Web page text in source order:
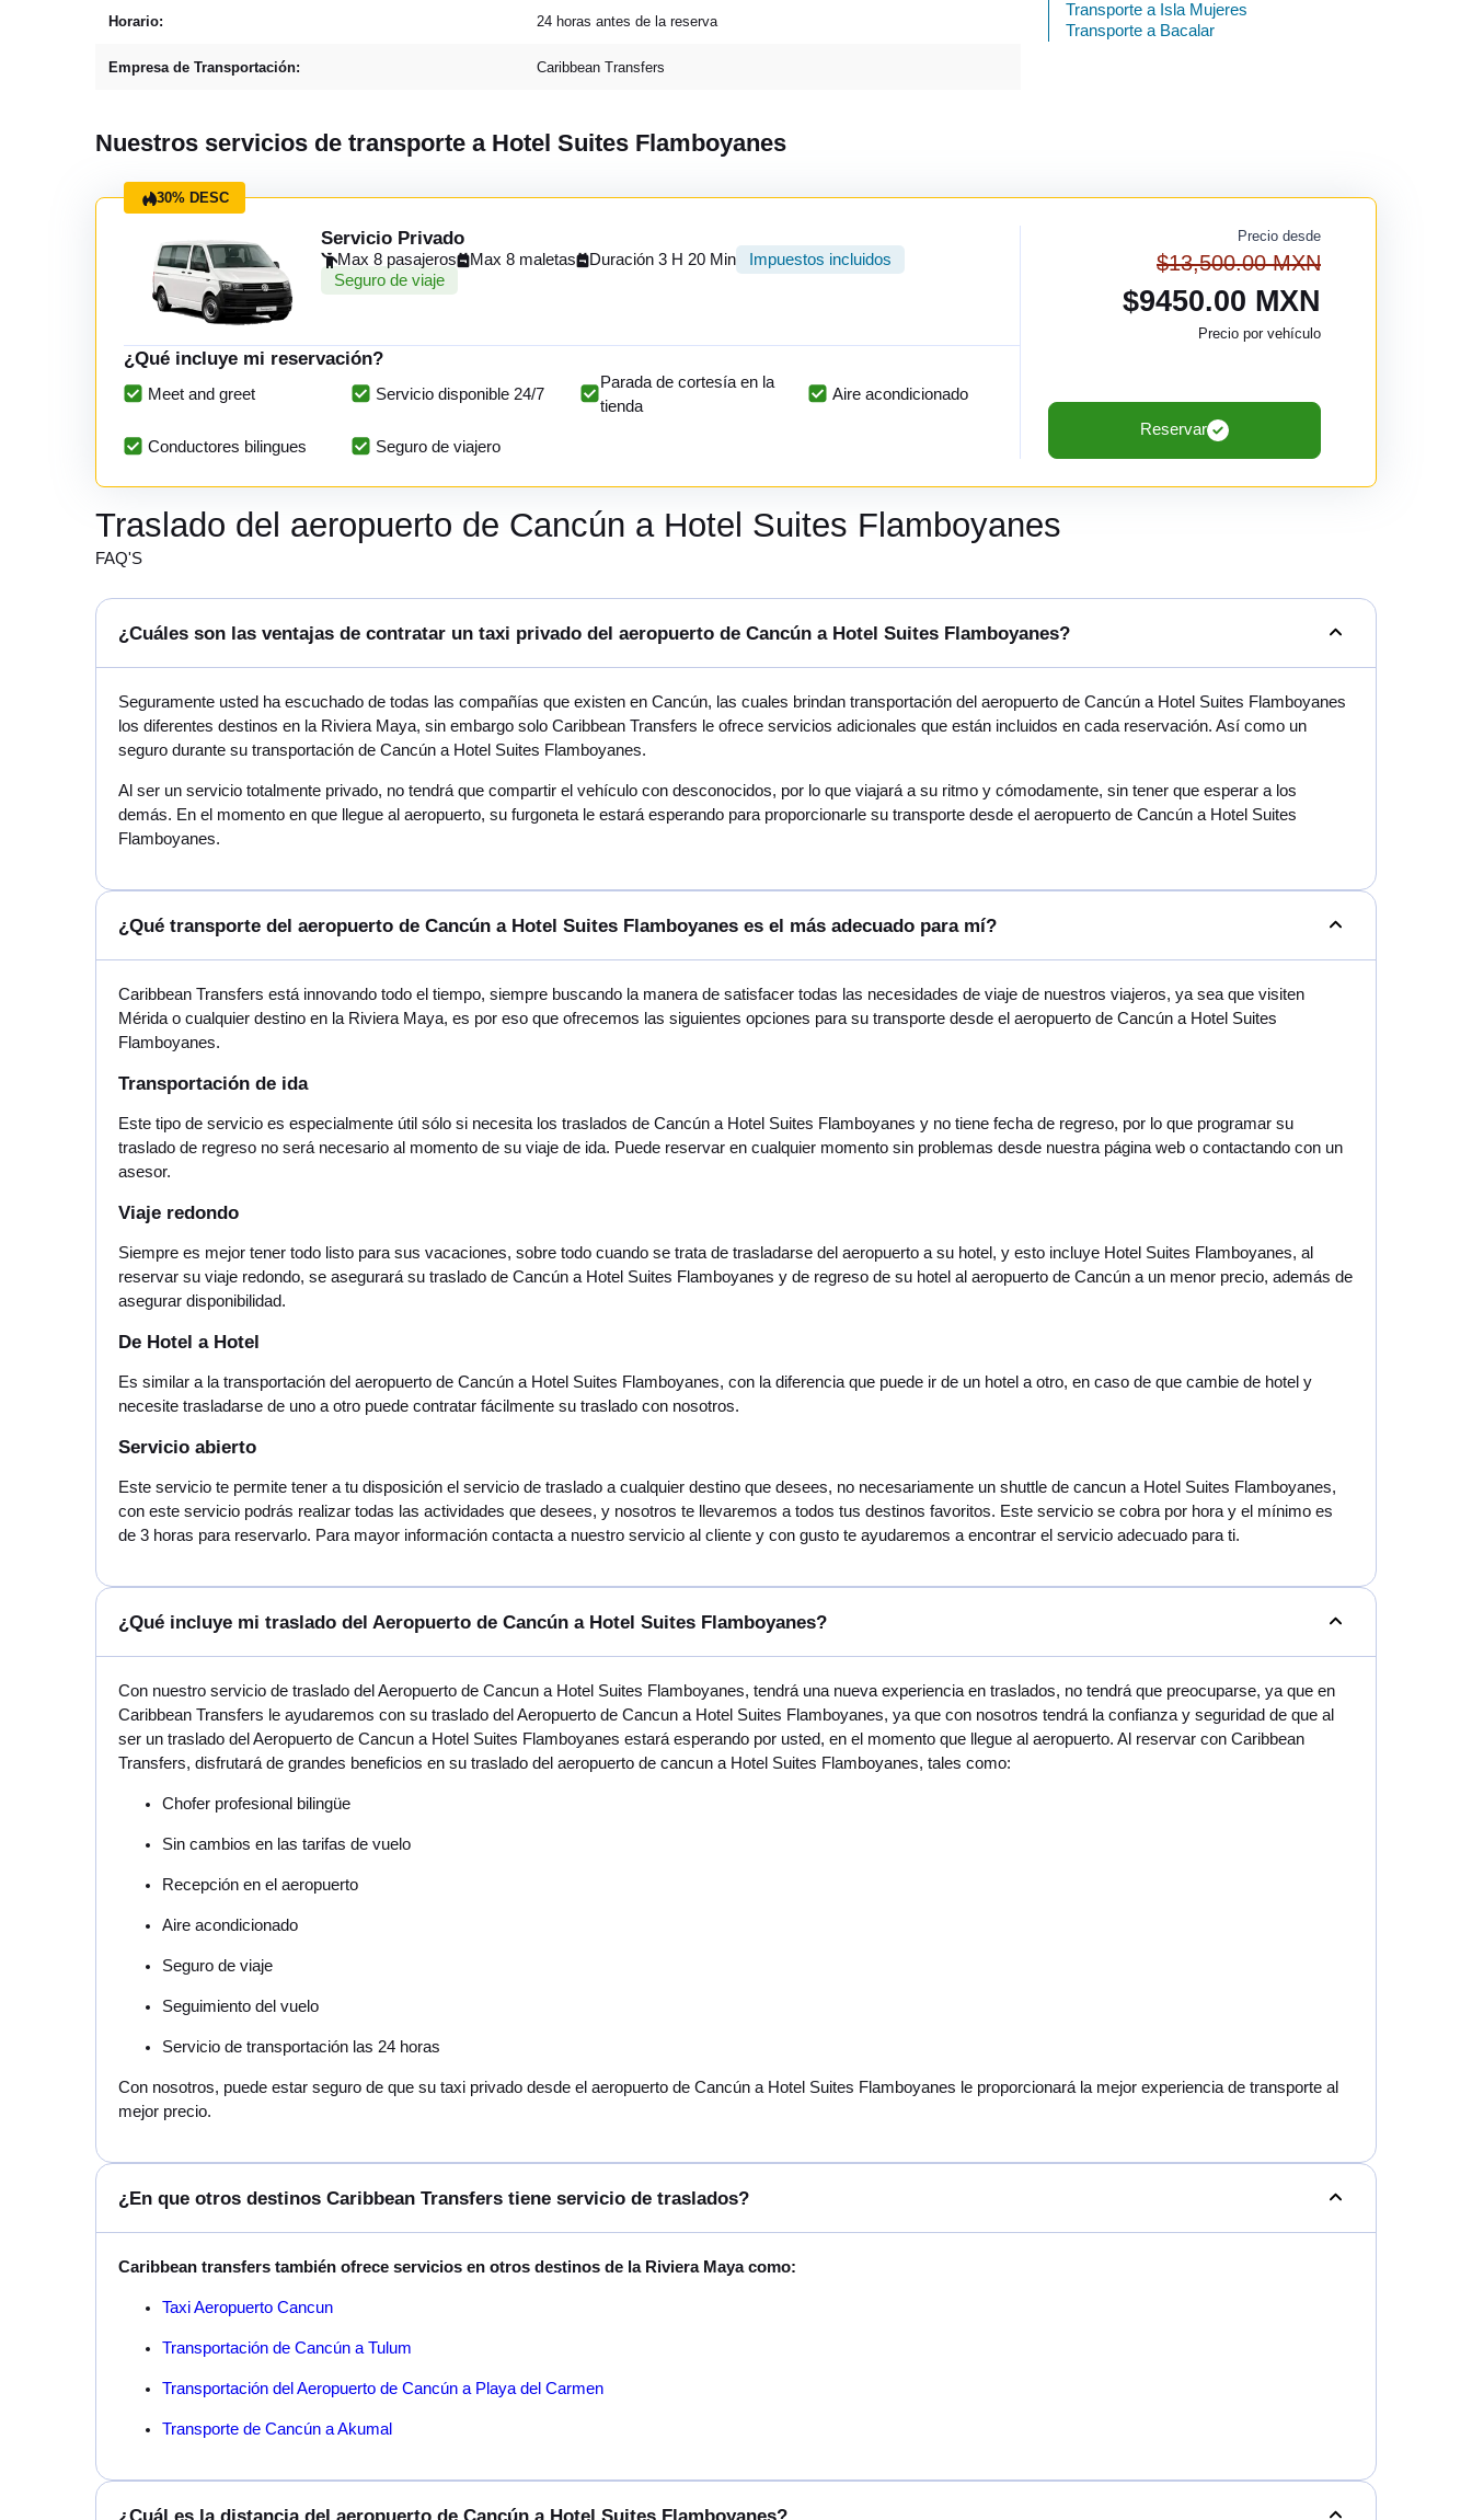
Horario: 24 horas antes de la reserva
Empresa de Transportación: Caribbean Transfers
Transporte a Isla Mujeres
Transporte a Bacalar
Nuestros servicios de transporte a Hotel Suites Flamboyanes
30% DESC
Servicio Privado
Max 8 pasajeros Max 8 maletas Duración 3 H 20 Min
Impuestos incluidos
Seguro de viaje
¿Qué incluye mi reservación?
Meet and greet Servicio disponible 24/7
Parada de cortesía en la
tienda
Aire acondicionado
Conductores bilingues Seguro de viajero
Precio desde
$13,500.00 MXN
$9450.00 MXN
Precio por vehículo
Reservar
Traslado del aeropuerto de Cancún a Hotel Suites Flamboyanes
FAQ'S
¿Cuáles son las ventajas de contratar un taxi privado del aeropuerto de Cancún a Hotel Suites Flamboyanes?
Seguramente usted ha escuchado de todas las compañías que existen en Cancún, las cuales brindan transportación del aeropuerto de Cancún a Hotel Suites Flamboyanes
los diferentes destinos en la Riviera Maya, sin embargo solo Caribbean Transfers le ofrece servicios adicionales que están incluidos en cada reservación. Así como un
seguro durante su transportación de Cancún a Hotel Suites Flamboyanes.
Al ser un servicio totalmente privado, no tendrá que compartir el vehículo con desconocidos, por lo que viajará a su ritmo y cómodamente, sin tener que esperar a los
demás. En el momento en que llegue al aeropuerto, su furgoneta le estará esperando para proporcionarle su transporte desde el aeropuerto de Cancún a Hotel Suites
Flamboyanes.
¿Qué transporte del aeropuerto de Cancún a Hotel Suites Flamboyanes es el más adecuado para mí?
Caribbean Transfers está innovando todo el tiempo, siempre buscando la manera de satisfacer todas las necesidades de viaje de nuestros viajeros, ya sea que visiten
Mérida o cualquier destino en la Riviera Maya, es por eso que ofrecemos las siguientes opciones para su transporte desde el aeropuerto de Cancún a Hotel Suites
Flamboyanes.
Transportación de ida
Este tipo de servicio es especialmente útil sólo si necesita los traslados de Cancún a Hotel Suites Flamboyanes y no tiene fecha de regreso, por lo que programar su
traslado de regreso no será necesario al momento de su viaje de ida. Puede reservar en cualquier momento sin problemas desde nuestra página web o contactando con un
asesor.
Viaje redondo
Siempre es mejor tener todo listo para sus vacaciones, sobre todo cuando se trata de trasladarse del aeropuerto a su hotel, y esto incluye Hotel Suites Flamboyanes, al
reservar su viaje redondo, se asegurará su traslado de Cancún a Hotel Suites Flamboyanes y de regreso de su hotel al aeropuerto de Cancún a un menor precio, además de
asegurar disponibilidad.
De Hotel a Hotel
Es similar a la transportación del aeropuerto de Cancún a Hotel Suites Flamboyanes, con la diferencia que puede ir de un hotel a otro, en caso de que cambie de hotel y
necesite trasladarse de uno a otro puede contratar fácilmente su traslado con nosotros.
Servicio abierto
Este servicio te permite tener a tu disposición el servicio de traslado a cualquier destino que desees, no necesariamente un shuttle de cancun a Hotel Suites Flamboyanes,
con este servicio podrás realizar todas las actividades que desees, y nosotros te llevaremos a todos tus destinos favoritos. Este servicio se cobra por hora y el mínimo es
de 3 horas para reservarlo. Para mayor información contacta a nuestro servicio al cliente y con gusto te ayudaremos a encontrar el servicio adecuado para ti.
¿Qué incluye mi traslado del Aeropuerto de Cancún a Hotel Suites Flamboyanes?
Con nuestro servicio de traslado del Aeropuerto de Cancun a Hotel Suites Flamboyanes, tendrá una nueva experiencia en traslados, no tendrá que preocuparse, ya que en
Caribbean Transfers le ayudaremos con su traslado del Aeropuerto de Cancun a Hotel Suites Flamboyanes, ya que con nosotros tendrá la confianza y seguridad de que al
ser un traslado del Aeropuerto de Cancun a Hotel Suites Flamboyanes estará esperando por usted, en el momento que llegue al aeropuerto. Al reservar con Caribbean
Transfers, disfrutará de grandes beneficios en su traslado del aeropuerto de cancun a Hotel Suites Flamboyanes, tales como:
Chofer profesional bilingüe
Sin cambios en las tarifas de vuelo
Recepción en el aeropuerto
Aire acondicionado
Seguro de viaje
Seguimiento del vuelo
Servicio de transportación las 24 horas
Con nosotros, puede estar seguro de que su taxi privado desde el aeropuerto de Cancún a Hotel Suites Flamboyanes le proporcionará la mejor experiencia de transporte al
mejor precio.
¿En que otros destinos Caribbean Transfers tiene servicio de traslados?
Caribbean transfers también ofrece servicios en otros destinos de la Riviera Maya como:
Taxi Aeropuerto Cancun
Transportación de Cancún a Tulum
Transportación del Aeropuerto de Cancún a Playa del Carmen
Transporte de Cancún a Akumal
¿Cuál es la distancia del aeropuerto de Cancún a Hotel Suites Flamboyanes?